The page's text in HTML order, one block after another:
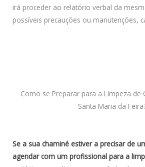
irá proceder ao relatório verbal da
possíveis precauções ou manutenções,
Como se Preparar para a Limpeza de
Santa Maria da
Se a sua chaminé estiver a precisar de
agendar com um profissional para a